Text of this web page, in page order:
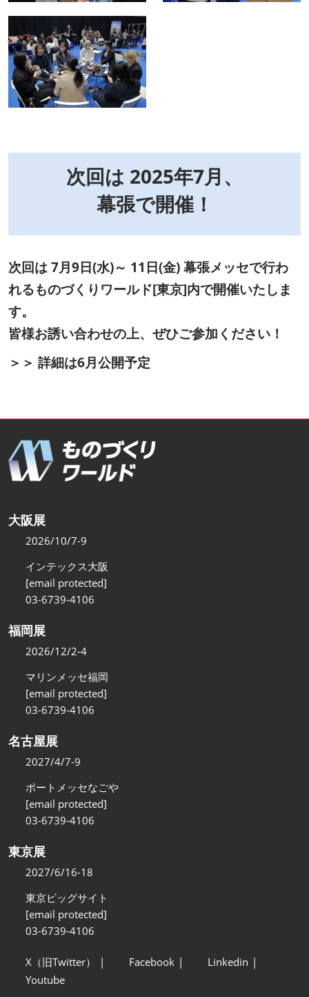
次回は 2025年7月、
幕張で開催！
次回は 7月9日(水)～ 11日(金) 幕張メッセで行わ
れるものづくりワールド[東京]内で開催いたしま
す。
皆様お誘い合わせの上、ぜひご参加ください！
＞＞ 詳細は6月公開予定
大阪展
2026/10/7-9
インテックス大阪
[email protected]
03-6739-4106
福岡展
2026/12/2-4
マリンメッセ福岡
[email protected]
03-6739-4106
名古屋展
2027/4/7-9
ポートメッセなごや
[email protected]
03-6739-4106
東京展
2027/6/16-18
東京ビッグサイト
[email protected]
03-6739-4106
X（旧Twitter） Facebook
Linkedin
Youtube